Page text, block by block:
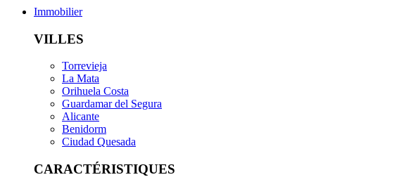
Immobilier
VILLES
Torrevieja
La Mata
Orihuela Costa
Guardamar del Segura
Alicante
Benidorm
Ciudad Quesada
CARACTÉRISTIQUES